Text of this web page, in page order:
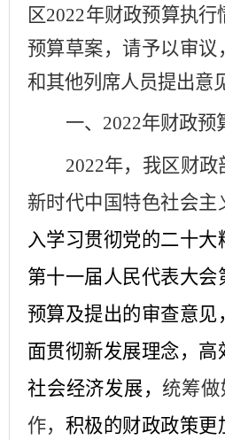
区2022年财政预算执行
预算草案，请予以审议
和其他列席人员提出意
一、 2022年财政预
2022年，我区财政
新时代中国特色社会主
入学习贯彻党的二十大
第十一届人民代表大会
预算及提出的审查意见
面贯彻新发展理念，高
社会经济发展，统筹做
作， 积极的财政政策更